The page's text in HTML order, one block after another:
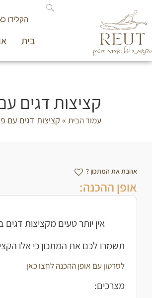
בית
קציצות דגים
עמוד הבית » קציצות דגים עם
אהבת את המתכון ?
אופן ההכנה:
אין יותר טעים מקציצות
תשמרו לכם את המתכון כי אלו
לסרטון עם אופן ההכנה לחצו כאן
מצרכים: